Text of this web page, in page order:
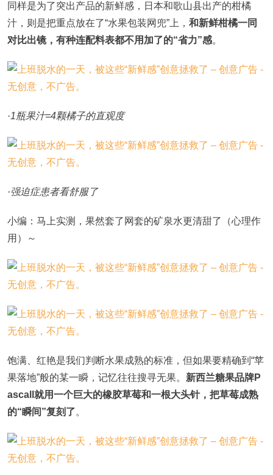
同样是为了突出产品的新鲜感，日本和歌山县出产的柑橘
汁，则是把重点放在了“水果包装网兜”上， 和新鲜柑橘一同
对比出镜，有种连配料表都不用加了的“省力”感。
·1瓶果汁=4颗橘子的直观度
·强迫症患者看舒服了
小编：马上实测，果然套了网套的矿泉水更清甜了（心理作
用）～
饱满、红艳是我们判断水果成熟的标准，但如果要精确到“苹
果落地”般的某一瞬，记忆往往搜寻无果。 新西兰糖果品牌P
ascall就用一个巨大的橡胶草莓和一根大头针，把草莓成熟
的“瞬间”复刻了。